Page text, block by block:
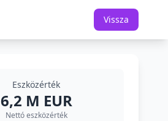
Vissza
Eszközérték
6,2 M EUR
Nettó eszközérték